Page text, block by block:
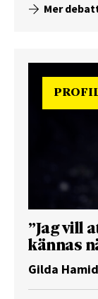
Mer
”Jag vill
kännas
Gilda